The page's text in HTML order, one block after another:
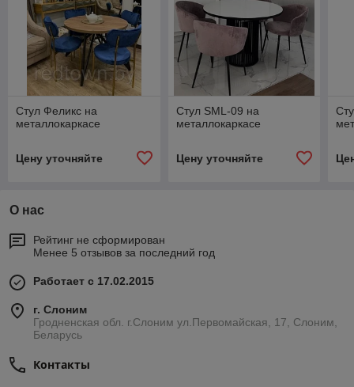
Стул Феликс на
металлокаркасе
Цену уточняйте
Стул SML-09 на
металлокаркасе
Цену уточняйте
О нас
Рейтинг не сформирован
Менее 5 отзывов за последний год
Работает с 17.02.2015
г. Слоним
Гродненская обл. г.Слоним ул.Первомайская, 17, Слоним,
Беларусь
Контакты